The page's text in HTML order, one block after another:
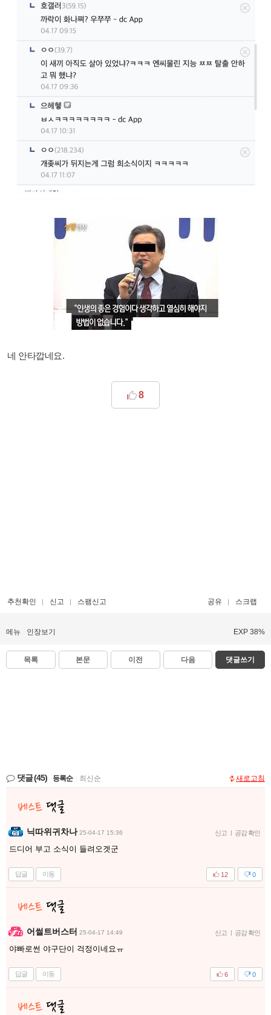
네 안타깝네요.
8
추천확인 신고 스팸신고 공유 스크랩
메뉴 인장보기 EXP 38%
목록 본문 이전 다음 댓글쓰기
댓글(45) 등록순 최신순 새로고침
닉따위귀차나 25-04-17 15:36 신고 | 공감 확인
드디어 부고 소식이 들려오겟군
답글 이동 0
12
어썰트버스터 25-04-17 14:49 신고 | 공감 확인
야빠로썬 야구단이 걱정이네요ㅠ
답글 이동 0
6